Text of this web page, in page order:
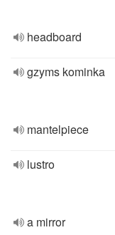
headboard
gzyms kominka
mantelpiece
lustro
a mirror